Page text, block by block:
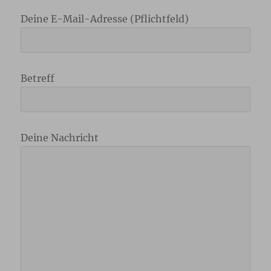
Deine E-Mail-Adresse (Pflichtfeld)
Betreff
Deine Nachricht